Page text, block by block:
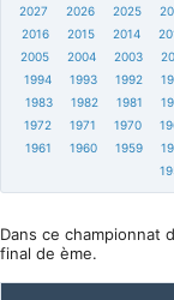
2027
2026 2025
2016
2015 2014
2005
2004 2003
1994
1993 1992
1983
1982 1981
1972
1971 1970
1961
1960 1959
Dans ce championnat
final de ème.